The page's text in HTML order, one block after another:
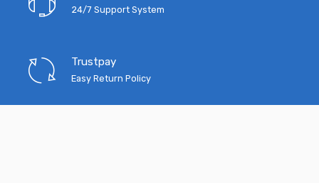
24/7 Support System
Trustpay
Easy Return Policy